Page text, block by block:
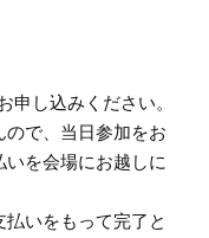
申し込みください。
で、当日参加をお
を会場にお越しに
いをもって完了と